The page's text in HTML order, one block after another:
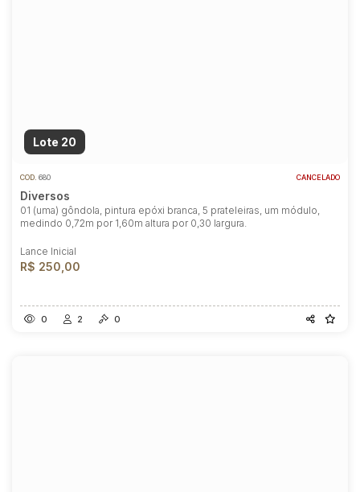
Lote 20
COD. 680 CANCELADO
Diversos
01 (uma) gôndola, pintura epóxi branca, 5 prateleiras, um módulo,
medindo 0,72m por 1,60m altura por 0,30 largura.
Lance Inicial
R$ 250,00
0 2 0